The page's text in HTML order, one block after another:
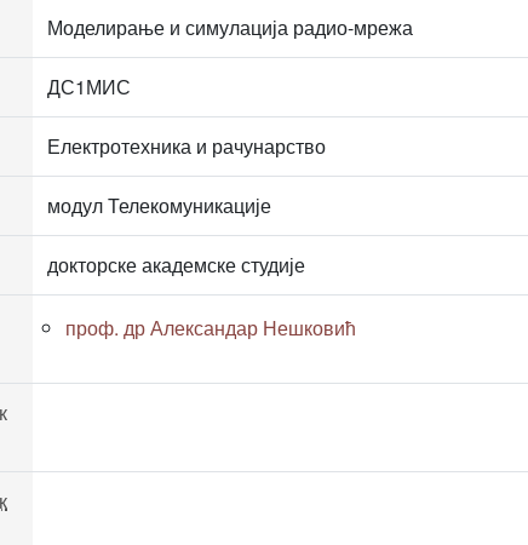
Моделирање и симулација радио-мрежа
ДС1МИС
Електротехника и рачунарство
модул Телекомуникације
докторске академске студије
проф. др Александар Нешковић